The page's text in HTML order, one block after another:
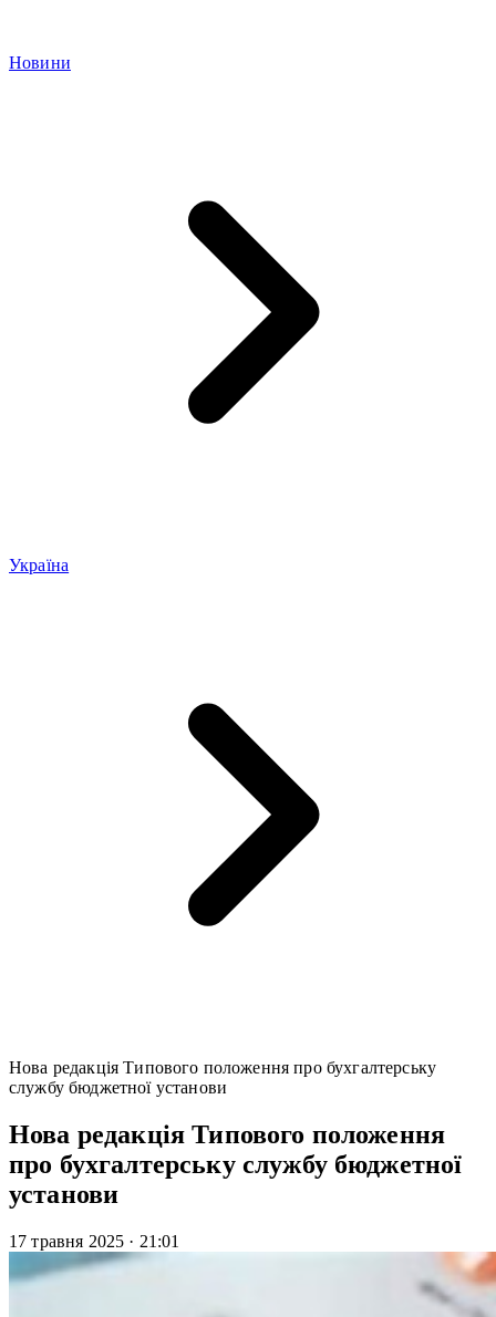
Новини
Україна
Нова редакція Типового положення про бухгалтерську
службу бюджетної установи
Нова редакція Типового положення
про бухгалтерську службу бюджетної
установи
17 травня 2025 · 21:01